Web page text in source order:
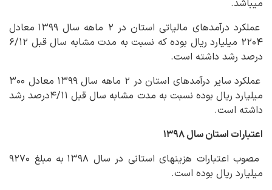
می‏باشد.
عملکرد درآمدهای مالیاتی استان در ۲ ماهه سال ۱۳۹۹ معادل
۲۲۰۴ میلیارد ریال بوده که نسبت به مدت مشابه سال قبل ۶/۱۲
درصد رشد داشته است.
عملکرد سایر درآمدهای استان در ۲ ماهه سال ۱۳۹۹ معادل ۳۰۰
میلیارد ریال بوده نسبت به مدت مشابه سال قبل ۴/۱۱درصد رشد
داشته است.
اعتبارات استان سال ۱۳۹۸
مصوب اعتبارات هزینه‏ای استانی در سال ۱۳۹۸ به مبلغ ۹۲۷۰
میلیارد ریال بوده است.